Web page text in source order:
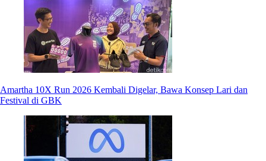
Amartha 10X Run 2026 Kembali Digelar, Bawa Konsep Lari dan
Festival di GBK